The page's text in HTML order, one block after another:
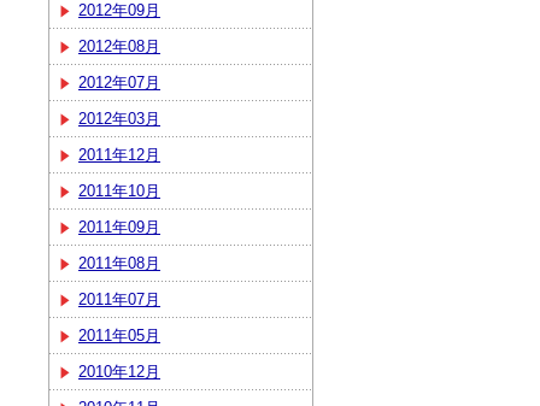
2012年09月
2012年08月
2012年07月
2012年03月
2011年12月
2011年10月
2011年09月
2011年08月
2011年07月
2011年05月
2010年12月